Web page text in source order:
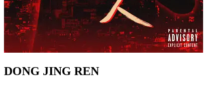
DONG JING REN